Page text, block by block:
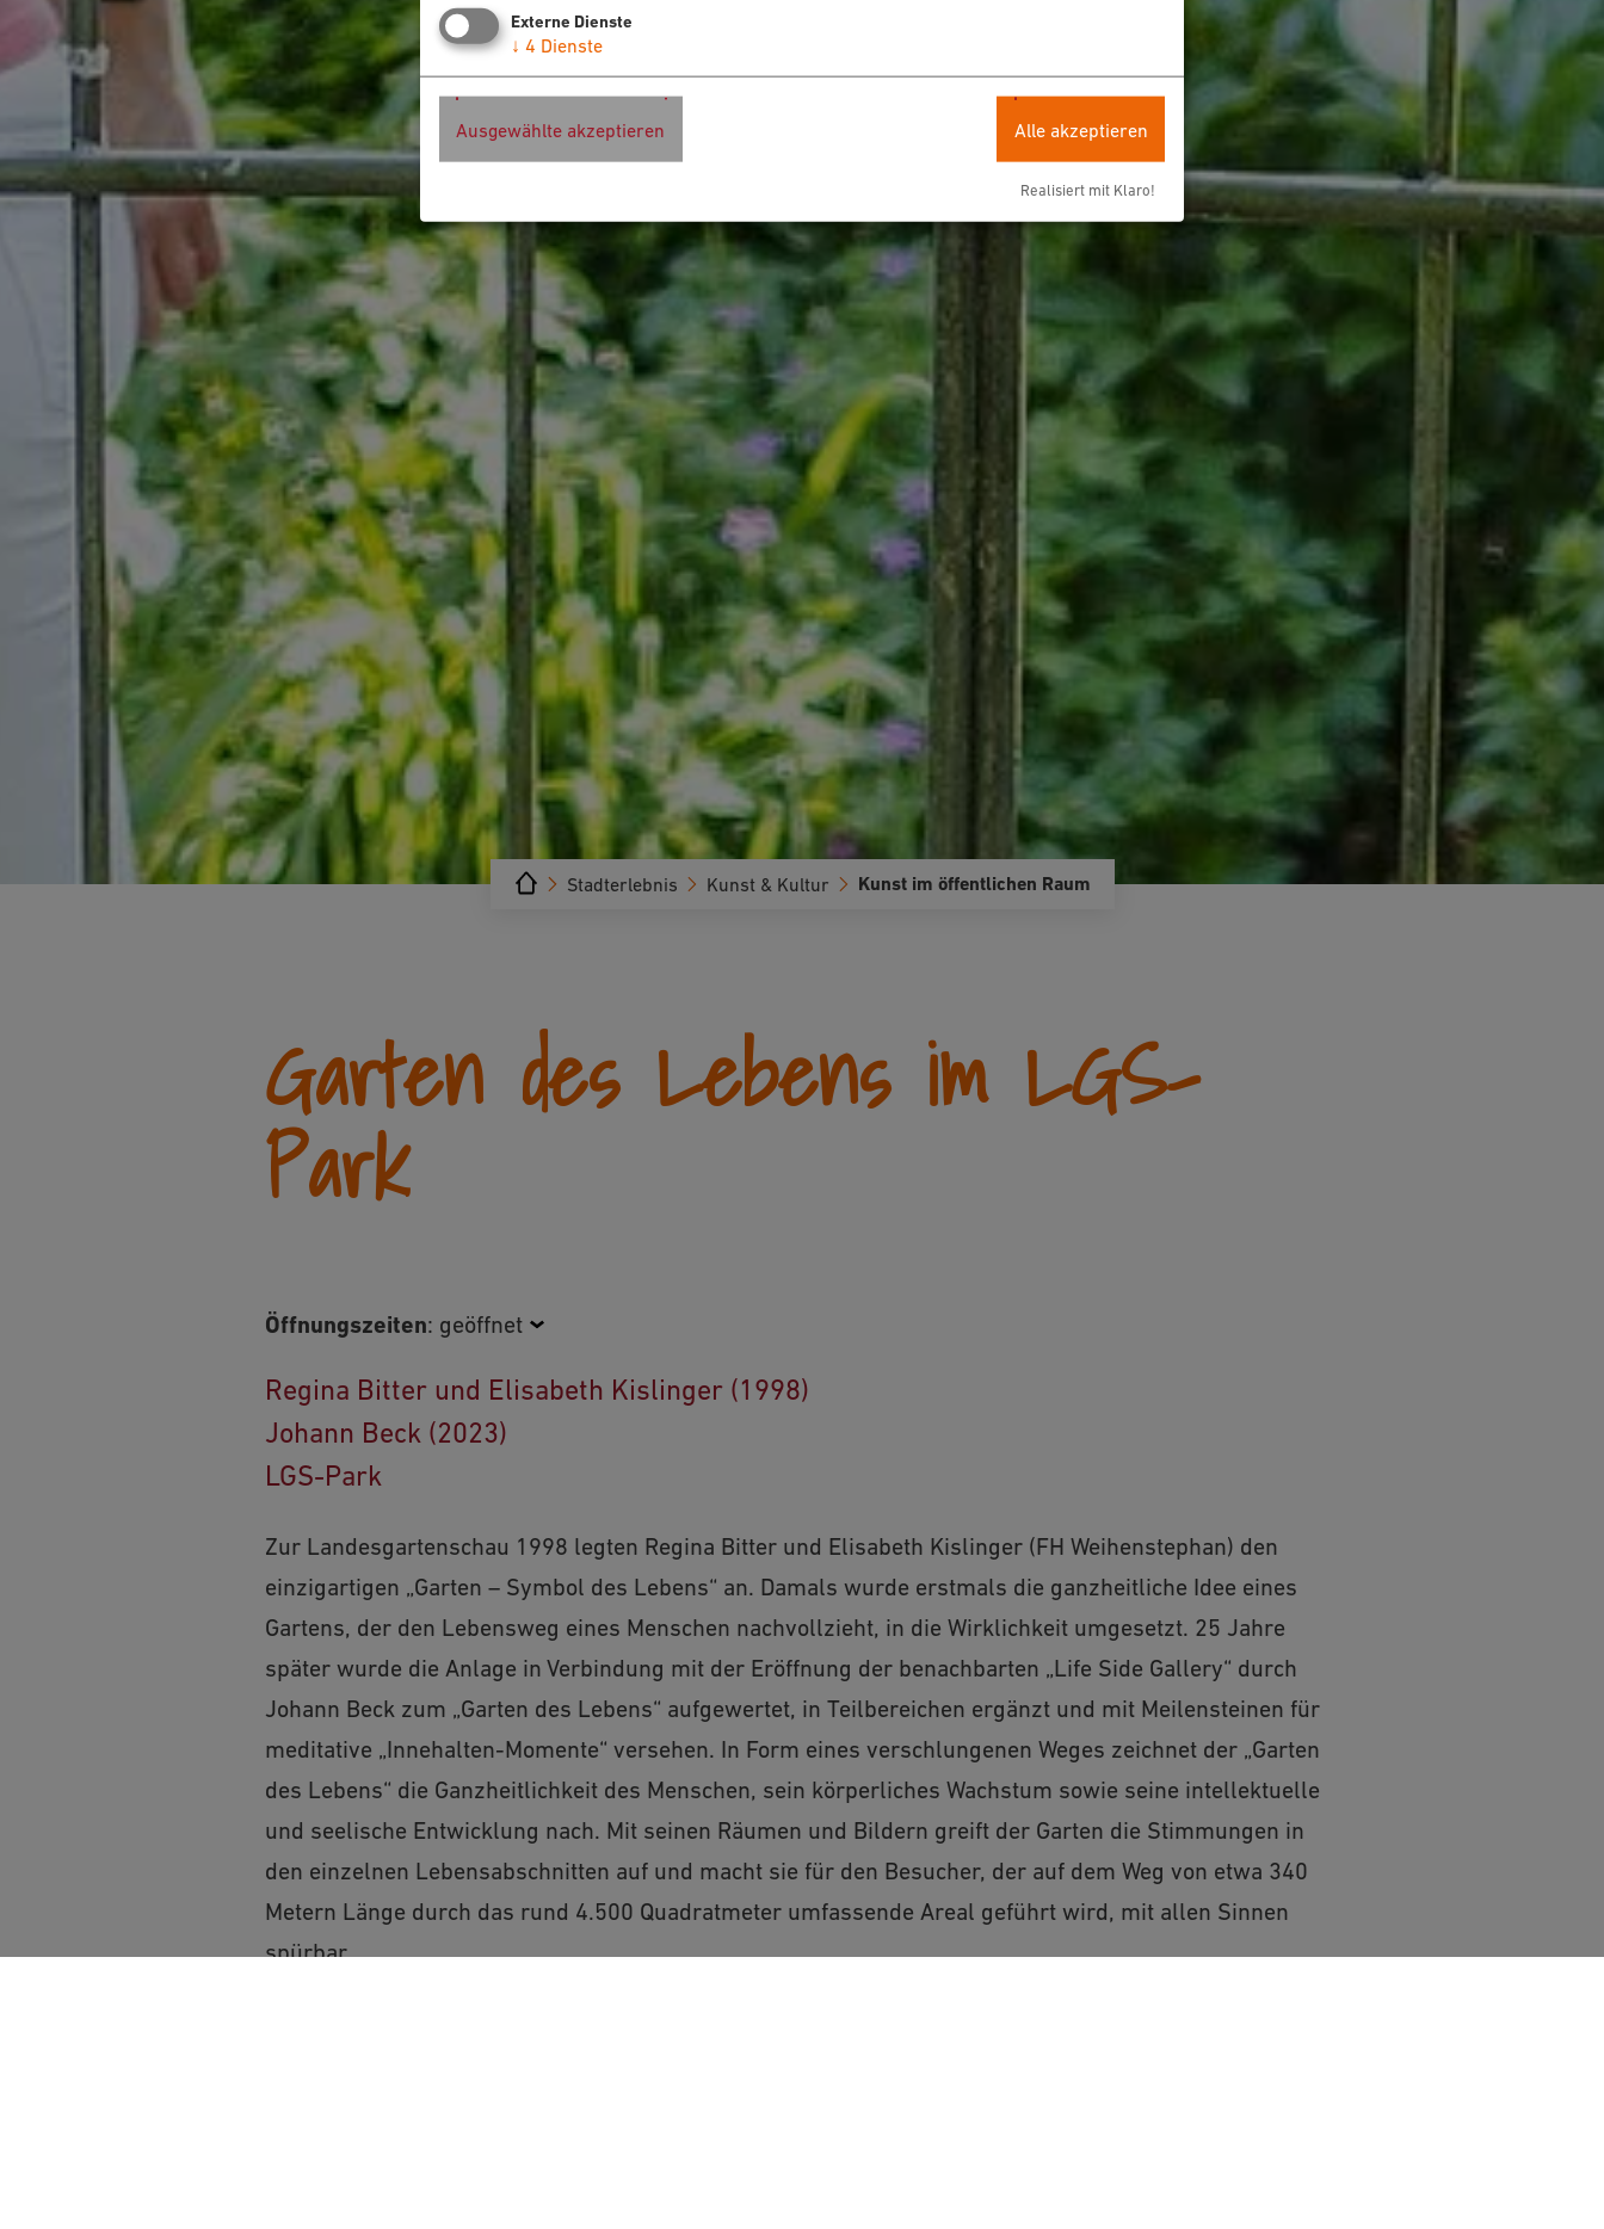
Kunst im öffentlichen Raum
Kunst & Kultur
Stadterlebnis
Garten des Lebens im LGS-
Park
Öffnungszeiten: geöffnet
Regina Bitter und Elisabeth Kislinger (1998)
Johann Beck (2023)
LGS-Park
Zur Landesgartenschau 1998 legten Regina Bitter und Elisabeth Kislinger (FH Weihenstephan) den
einzigartigen „Garten – Symbol des Lebens“ an. Damals wurde erstmals die ganzheitliche Idee eines
Gartens, der den Lebensweg eines Menschen nachvollzieht, in die Wirklichkeit umgesetzt. 25 Jahre
später wurde die Anlage in Verbindung mit der Eröffnung der benachbarten „Life Side Gallery“ durch
Johann Beck zum „Garten des Lebens“ aufgewertet, in Teilbereichen ergänzt und mit Meilensteinen für
meditative „Innehalten-Momente“ versehen. In Form eines verschlungenen Weges zeichnet der „Garten
des Lebens“ die Ganzheitlichkeit des Menschen, sein körperliches Wachstum sowie seine intellektuelle
und seelische Entwicklung nach. Mit seinen Räumen und Bildern greift der Garten die Stimmungen in
den einzelnen Lebensabschnitten auf und macht sie für den Besucher, der auf dem Weg von etwa 340
Metern Länge durch das rund 4.500 Quadratmeter umfassende Areal geführt wird, mit allen Sinnen
spürbar.
Externe Dienste
↓ 4 Dienste
Ausgewählte akzeptieren Alle akzeptieren
Realisiert mit Klaro!